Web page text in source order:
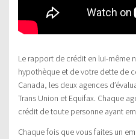
Le rapport de crédit en lui-même
hypothèque et de votre dette de
Canada, les deux agences
Trans Union et Equifax. Chaque
crédit de toute personne ayant
Chaque fois que vous faites un